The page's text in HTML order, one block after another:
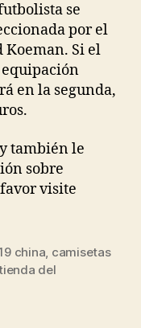
se
por el
Si el
equipación
en la segunda,
también le
sobre
visite
china camisetas
del